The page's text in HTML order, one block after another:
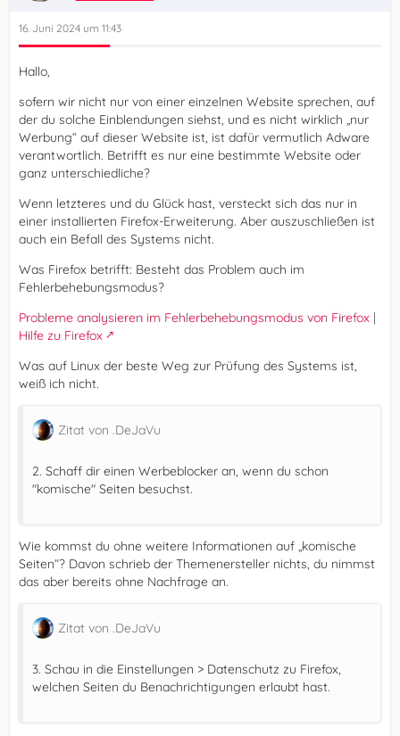
16. Juni 2024 um 11:43
Hallo,
sofern wir nicht nur von einer einzelnen Website sprechen, auf
der du solche Einblendungen siehst, und es nicht wirklich „nur
Werbung“ auf dieser Website ist, ist dafür vermutlich Adware
verantwortlich. Betrifft es nur eine bestimmte Website oder
ganz unterschiedliche?
Wenn letzteres und du Glück hast, versteckt sich das nur in
einer installierten Firefox-Erweiterung. Aber auszuschließen ist
auch ein Befall des Systems nicht.
Was Firefox betrifft: Besteht das Problem auch im
Fehlerbehebungsmodus?
Probleme analysieren im Fehlerbehebungsmodus von Firefox |
Hilfe zu Firefox
Was auf Linux der beste Weg zur Prüfung des Systems ist,
weiß ich nicht.
Zitat von .DeJaVu
2. Schaff dir einen Werbeblocker an, wenn du schon
"komische" Seiten besuchst.
Wie kommst du ohne weitere Informationen auf „komische
Seiten“? Davon schrieb der Themenersteller nichts, du nimmst
das aber bereits ohne Nachfrage an.
Zitat von .DeJaVu
3. Schau in die Einstellungen > Datenschutz zu Firefox,
welchen Seiten du Benachrichtigungen erlaubt hast.